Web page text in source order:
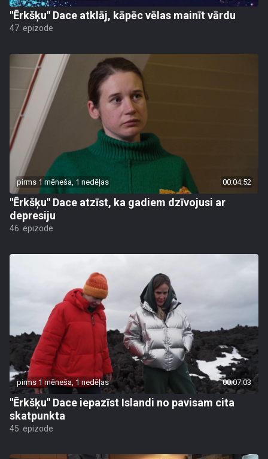
"Ērkšķu" Dace atklāj, kāpēc vēlas mainīt vārdu
47. epizode
pirms 1 mēneša, 1 nedēļas 00:04:52
"Ērkšķu" Dace atzīst, ka gadiem dzīvojusi ar
depresiju
46. epizode
pirms 1 mēneša, 1 nedēļas 00:07:03
"Ērkšķu" Dace iepazīst Islandi no pavisam cita
skatpunkta
45. epizode